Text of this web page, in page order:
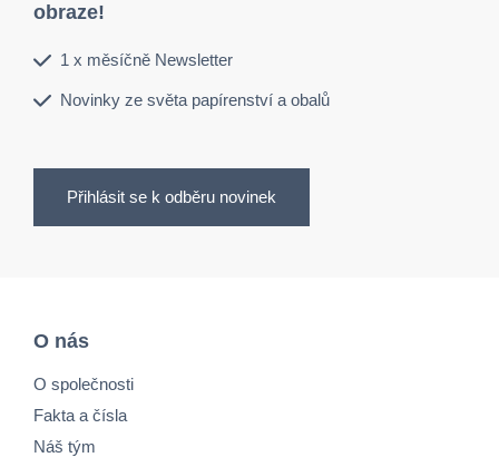
obraze!
1 x měsíčně Newsletter
Novinky ze světa papírenství a obalů
Přihlásit se k odběru novinek
O nás
O společnosti
Fakta a čísla
Náš tým